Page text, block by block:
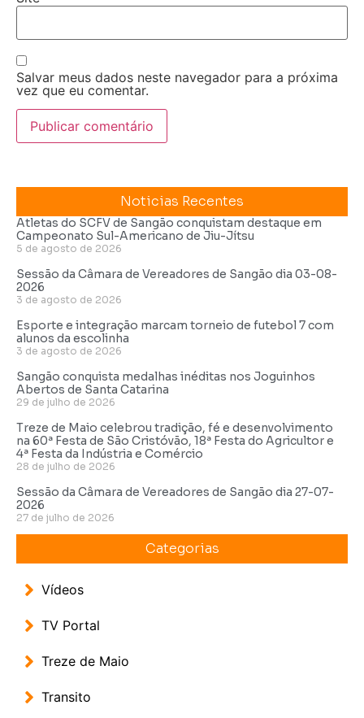
Salvar meus dados neste navegador para a próxima
vez que eu comentar.
Noticias Recentes
Atletas do SCFV de Sangão conquistam destaque em
Campeonato Sul-Americano de Jiu-Jítsu
5 de agosto de 2026
Sessão da Câmara de Vereadores de Sangão dia 03-08-
2026
3 de agosto de 2026
Esporte e integração marcam torneio de futebol 7 com
alunos da escolinha
3 de agosto de 2026
Sangão conquista medalhas inéditas nos Joguinhos
Abertos de Santa Catarina
29 de julho de 2026
Treze de Maio celebrou tradição, fé e desenvolvimento
na 60ª Festa de São Cristóvão, 18ª Festa do Agricultor e
4ª Festa da Indústria e Comércio
28 de julho de 2026
Sessão da Câmara de Vereadores de Sangão dia 27-07-
2026
27 de julho de 2026
Categorias
Vídeos
TV Portal
Treze de Maio
Transito